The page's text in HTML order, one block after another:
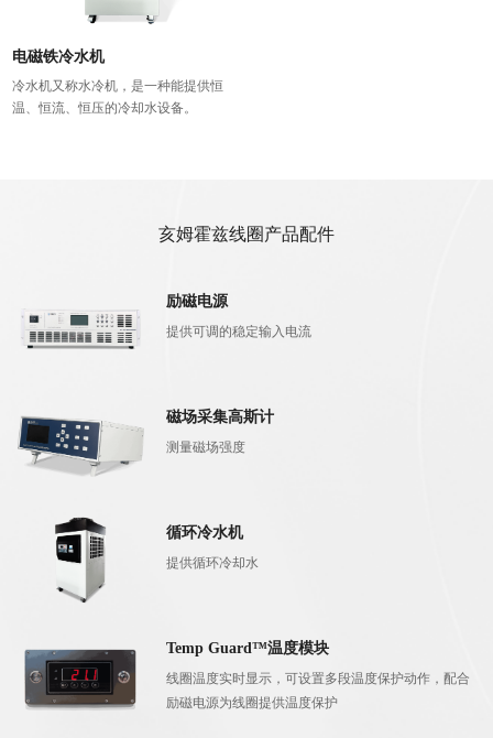
Concentration)、迁移率 (Mobility)、电
Coefficient)、磁致电阻等等。
电磁铁冷水机
冷水机又称水冷机，是一种能提供恒
温、恒流、恒压的冷却水设备。
亥姆霍兹线圈产品配件
励磁电源
提供可调的稳定输入电流
磁场采集高斯计
测量磁场强度
循环冷水机
提供循环冷却水
Temp Guard™温度模块
线圈温度实时显示，可设置多段温度保护动作，配合
励磁电源为线圈提供温度保护